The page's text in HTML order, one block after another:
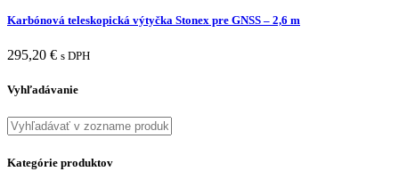
Karbónová teleskopická výtyčka Stonex pre GNSS – 2,6 m
295,20 € s DPH
Vyhľadávanie
Kategórie produktov